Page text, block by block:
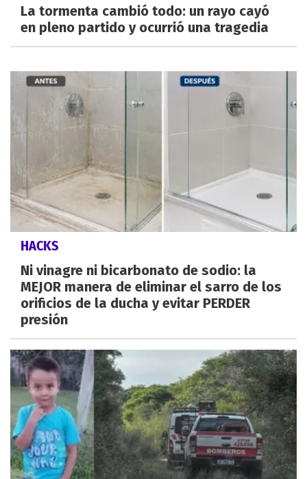
La tormenta cambió todo: un rayo cayó
en pleno partido y ocurrió una tragedia
HACKS
Ni vinagre ni bicarbonato de sodio: la
MEJOR manera de eliminar el sarro de los
orificios de la ducha y evitar PERDER
presión